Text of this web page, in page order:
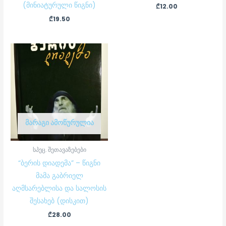
(მინიატურული წიგნი)
₾19.50
₾12.00
ᲛᲐᲠᲐᲒᲘ ᲐᲛᲝᲬᲣᲠᲣᲚᲘᲐ
სპეც. შეთავაზებები
“ბერის დიადემა” – წიგნი
მამა გაბრიელ
აღმსარებლისა და სალოსის
შესახებ (დისკით)
₾28.00